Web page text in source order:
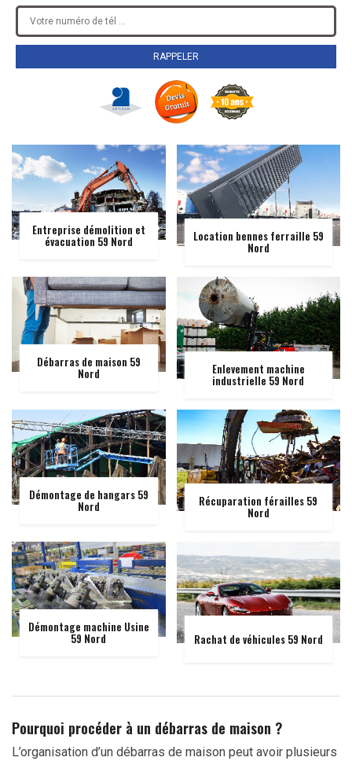
Entreprise démolition et
évacuation 59 Nord Location bennes ferraille 59
Nord
Débarras de maison 59
Nord Enlevement machine
industrielle 59 Nord
Démontage de hangars 59
Nord Récuparation férailles 59
Nord
Démontage machine Usine
59 Nord Rachat de véhicules 59 Nord
Pourquoi procéder à un débarras de maison ?
L’organisation d’un débarras de maison peut avoir plusieurs